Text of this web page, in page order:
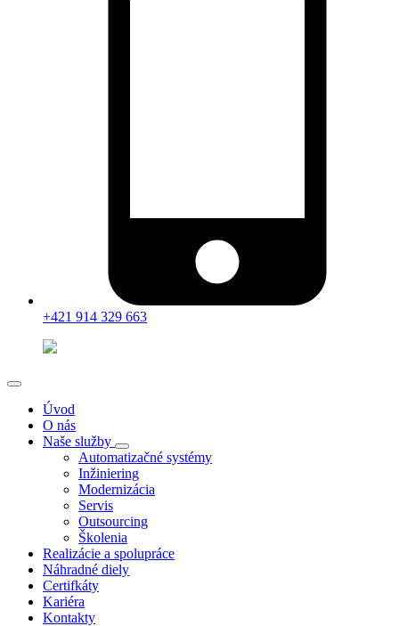
+421 914 329 663
Úvod
O nás
Naše služby
Automatizačné systémy
Inžiniering
Modernizácia
Servis
Outsourcing
Školenia
Realizácie a spolupráce
Náhradné diely
Certifkáty
Kariéra
Kontakty